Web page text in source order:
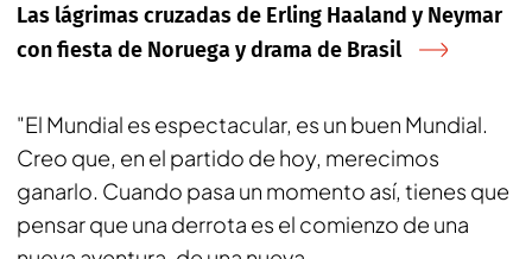
Las lágrimas cruzadas de Erling Haaland y Neymar
con fiesta de Noruega y drama de Brasil
"El Mundial es espectacular, es un buen Mundial.
Creo que, en el partido de hoy, merecimos
ganarlo. Cuando pasa un momento así, tienes que
pensar que una derrota es el comienzo de una